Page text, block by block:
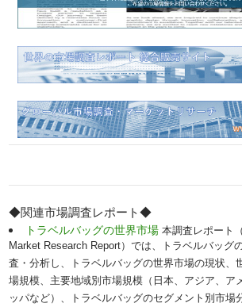
◆関連市場調査レポート◆
トラベルバッグの世界市場本調査レポート
Market Research Report）では、トラベルバッグ
査・分析し、トラベルバッグの世界市場の現状、
場規模、主要地域別市場規模（日本、アジア、ア
ッパなど）、トラベルバッグのセグメント別市場